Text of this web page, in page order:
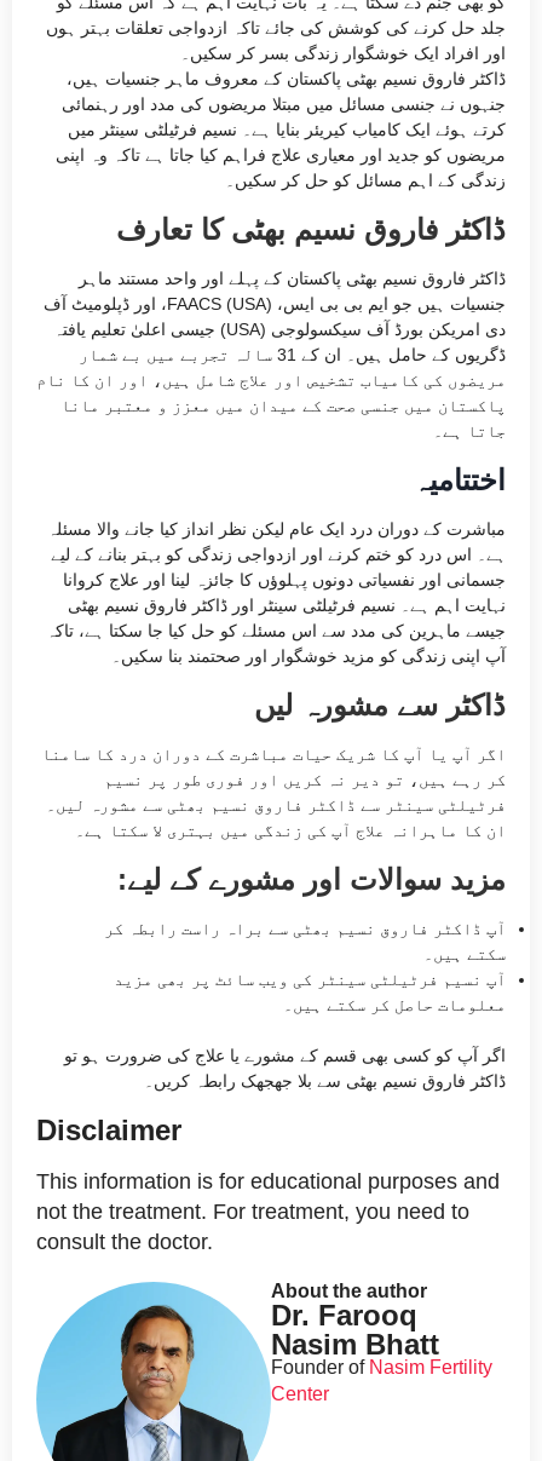
جلد حل کرنے کی کوشش کی جائے تاکہ ازدواجی تعلقات بہتر ہوں
اور افراد ایک خوشگوار زندگی بسر کر سکیں۔
ڈاکٹر فاروق نسیم بھٹی پاکستان کے معروف ماہر جنسیات ہیں،
جنہوں نے جنسی مسائل میں مبتلا مریضوں کی مدد اور رہنمائی
کرتے ہوئے ایک کامیاب کیریئر بنایا ہے۔ نسیم فرٹیلٹی سینٹر میں
مریضوں کو جدید اور معیاری علاج فراہم کیا جاتا ہے تاکہ وہ اپنی
زندگی کے اہم مسائل کو حل کر سکیں۔
ڈاکٹر فاروق نسیم بھٹی کا تعارف
ڈاکٹر فاروق نسیم بھٹی پاکستان کے پہلے اور واحد مستند ماہر
جنسیات ہیں جو ایم بی بی ایس، FAACS (USA)، اور ڈپلومیٹ آف
دی امریکن بورڈ آف سیکسولوجی (USA) جیسی اعلیٰ تعلیم یافتہ
ڈگریوں کے حامل ہیں۔ ان کے 31 سالہ تجربے میں بے شمار
مریضوں کی کامیاب تشخیص اور علاج شامل ہیں، اور ان کا نام
پاکستان میں جنسی صحت کے میدان میں معزز و معتبر مانا
جاتا ہے۔
اختتامیہ
مباشرت کے دوران درد ایک عام لیکن نظر انداز کیا جانے والا مسئلہ
ہے۔ اس درد کو ختم کرنے اور ازدواجی زندگی کو بہتر بنانے کے لیے
جسمانی اور نفسیاتی دونوں پہلوؤں کا جائزہ لینا اور علاج کروانا
نہایت اہم ہے۔ نسیم فرٹیلٹی سینٹر اور ڈاکٹر فاروق نسیم بھٹی
جیسے ماہرین کی مدد سے اس مسئلے کو حل کیا جا سکتا ہے، تاکہ
آپ اپنی زندگی کو مزید خوشگوار اور صحتمند بنا سکیں۔
ڈاکٹر سے مشورہ لیں
اگر آپ یا آپ کا شریک حیات مباشرت کے دوران درد کا سامنا
کر رہے ہیں، تو دیر نہ کریں اور فوری طور پر نسیم
فرٹیلٹی سینٹر سے ڈاکٹر فاروق نسیم بھٹی سے مشورہ لیں۔
ان کا ماہرانہ علاج آپ کی زندگی میں بہتری لا سکتا ہے۔
مزید سوالات اور مشورے کے لیے:
آپ ڈاکٹر فاروق نسیم بھٹی سے براہ راست رابطہ کر
سکتے ہیں۔
آپ نسیم فرٹیلٹی سینٹر کی ویب سائٹ پر بھی مزید
معلومات حاصل کر سکتے ہیں۔
اگر آپ کو کسی بھی قسم کے مشورے یا علاج کی ضرورت ہو تو
ڈاکٹر فاروق نسیم بھٹی سے بلا جھجھک رابطہ کریں۔
Disclaimer
This information is for educational purposes and
not the treatment. For treatment, you need to
consult the doctor.
About the author
Dr. Farooq
Nasim Bhatt
Founder of Nasim Fertility
Center